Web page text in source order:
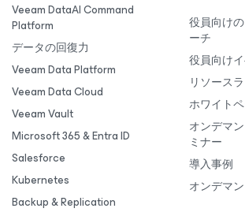
Veeam DataAI Command
Platform
データの回復力
Veeam Data Platform
Veeam Data Cloud
Veeam Vault
Microsoft 365 & Entra ID
Salesforce
Kubernetes
Backup & Replication
役員向け
ーチ
役員向け
リソース
ホワイト
オンデマ
ミナー
導入事例
オンデマ